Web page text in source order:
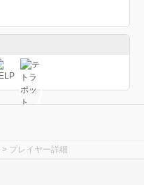
> プレイヤー詳細